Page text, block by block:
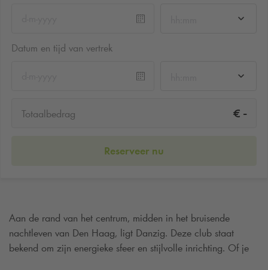
Datum en tijd van vertrek
Totaalbedrag € -
Reserveer nu
Aan de rand van het centrum, midden in het bruisende
nachtleven van Den Haag, ligt Danzig. Deze club staat
bekend om zijn energieke sfeer en stijlvolle inrichting. Of je